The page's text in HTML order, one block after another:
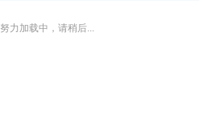
努力加载中，请稍后...